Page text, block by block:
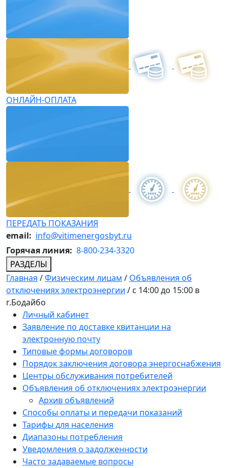
ОНЛАЙН-ОПЛАТА
ПЕРЕДАТЬ ПОКАЗАНИЯ
email: info@vitimenergosbyt.ru
Горячая линия: 8-800-234-3320
РАЗДЕЛЫ
Главная /Физическим лицам / Объявления об
отключениях электроэнергии / с 14:00 до 15:00 в
г.Бодайбо
Личный кабинет
Заявление по доставке квитанции на
электронную почту
Типовые формы договоров
Порядок заключения договора энергоснабжения
Центры обслуживания потребителей
Объявления об отключениях электроэнергии
Архив объявлений
Способы оплаты и передачи показаний
Тарифы для населения
Диапазоны потребления
Уведомления о задолженности
Часто задаваемые вопросы